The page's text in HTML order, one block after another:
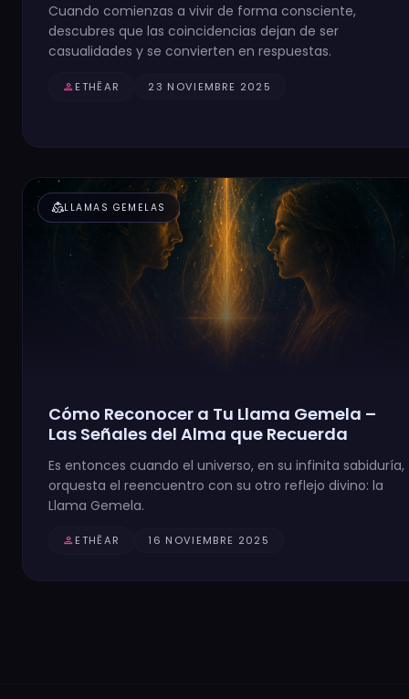
Cuando comienzas a vivir de forma consciente,
descubres que las coincidencias dejan de ser
casualidades y se convierten en respuestas.
personETHĒAR 23 NOVIEMBRE 2025
diversity_2LLAMAS GEMELAS
Cómo Reconocer a Tu Llama Gemela –
Las Señales del Alma que Recuerda
Es entonces cuando el universo, en su infinita sabiduría,
orquesta el reencuentro con su otro reflejo divino: la
Llama Gemela.
personETHĒAR 16 NOVIEMBRE 2025